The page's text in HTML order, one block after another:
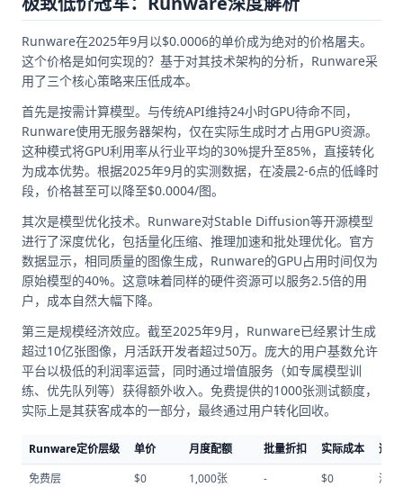
Runware在2025年9月以$0.0006的单价成为绝对的价格屠夫。
这个价格是如何实现的？基于对其技术架构的分析，Runware采
用了三个核心策略来压低成本。
首先是按需计算模型。与传统API维持24小时GPU待命不同，
Runware使用无服务器架构，仅在实际生成时才占用GPU资源。
这种模式将GPU利用率从行业平均的30%提升至85%，直接转化
为成本优势。根据2025年9月的实测数据，在凌晨2-6点的低峰时
段，价格甚至可以降至$0.0004/图。
其次是模型优化技术。Runware对Stable Diffusion等开源模型
进行了深度优化，包括量化压缩、推理加速和批处理优化。官方
数据显示，相同质量的图像生成，Runware的GPU占用时间仅为
原始模型的40%。这意味着同样的硬件资源可以服务2.5倍的用
户，成本自然大幅下降。
第三是规模经济效应。截至2025年9月，Runware已经累计生成
超过10亿张图像，月活跃开发者超过50万。庞大的用户基数允许
平台以极低的利润率运营，同时通过增值服务（如专属模型训
练、优先队列等）获得额外收入。免费提供的1000张测试额度，
实际上是其获客成本的一部分，最终通过用户转化回收。
Runware定价层级 单价 月度配额 批量折扣 实际成本
适用
免费层
$0 1,000张 - $0
测试